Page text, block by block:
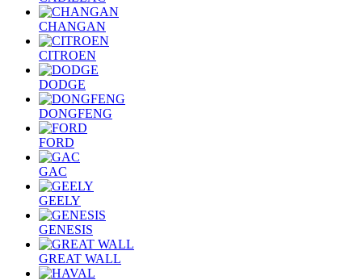
CHANGAN
CITROEN
DODGE
DONGFENG
FORD
GAC
GEELY
GENESIS
GREAT WALL